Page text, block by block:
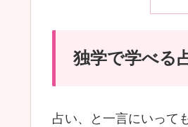
独学で学べる
占い、と一言にいって